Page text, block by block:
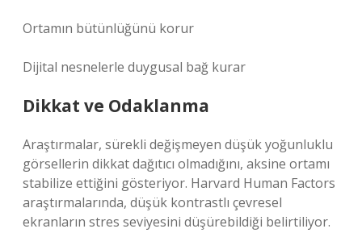
Ortamın bütünlüğünü korur
Dijital nesnelerle duygusal bağ kurar
Dikkat ve Odaklanma
Araştırmalar, sürekli değişmeyen düşük yoğunluklu
görsellerin dikkat dağıtıcı olmadığını, aksine ortamı
stabilize ettiğini gösteriyor. Harvard Human Factors
araştırmalarında, düşük kontrastlı çevresel
ekranların stres seviyesini düşürebildiği belirtiliyor.